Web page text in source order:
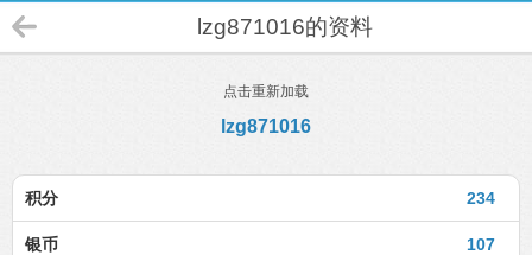
lzg871016的资料
点击重新加载
lzg871016
234
积分
107
银币